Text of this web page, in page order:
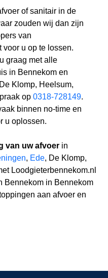
of sanitair in de
zouden wij dan zijn
van
voor u op te lossen.
graag met alle
in Bennekom en
Klomp, Heelsum,
op 0318-728149.
binnen no-time en
u oplossen.
van uw afvoerin
, Ede, De Klomp,
Loodgieterbennekom.nl
Bennekom in Bennekom
aan afvoer en